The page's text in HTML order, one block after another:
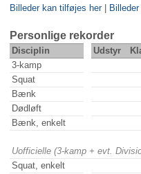
Billeder kan tilføjes her|
Personlige rekorder
Disciplin Udstyr
3-kamp
Squat
Bænk
Dødløft
Bænk, enkelt
Uofficielle (3-kamp + evt.
Squat, enkelt